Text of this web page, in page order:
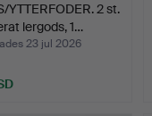
YTTERFODER. 2 st.
lergods, 1…
23 jul 2026